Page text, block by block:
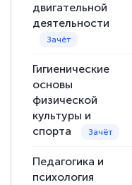
двигательной
деятельности
Гигиенические
основы
физической
культуры и
спорта
Педагогика и
психология